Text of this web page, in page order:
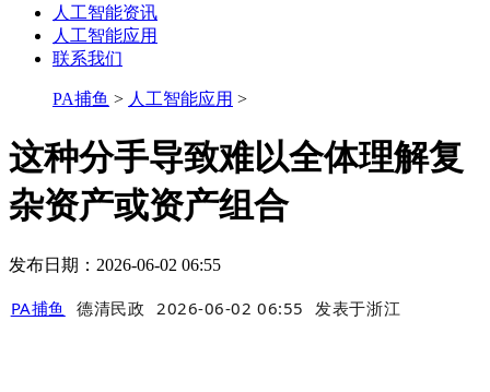
人工智能资讯
人工智能应用
联系我们
PA捕鱼 > 人工智能应用 >
这种分手导致难以全体理解复
杂资产或资产组合
发布日期：2026-06-02 06:55
PA捕鱼 德清民政 2026-06-02 06:55 发表于浙江